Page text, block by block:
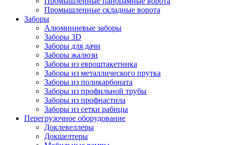
Промышленные складные ворота
Заборы
Алюминиевые заборы
Заборы 3D
Заборы для дачи
Заборы жалюзи
Заборы из евроштакетника
Заборы из металлического прутка
Заборы из поликарбоната
Заборы из профильной трубы
Заборы из профнастила
Заборы из сетки рабицы
Перегрузочное оборудование
Доклевеллеры
Докшелтеры